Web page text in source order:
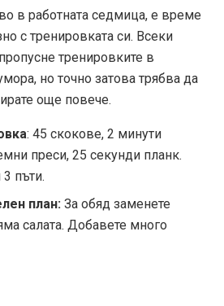
в работната седмица, е време
с тренировката си. Всеки
тренировките в
но точно затова трябва да
още повече.
: 45 скокове, 2 минути
преси, 25 секунди планк.
пъти.
план: За обяд заменете
салата. Добавете много